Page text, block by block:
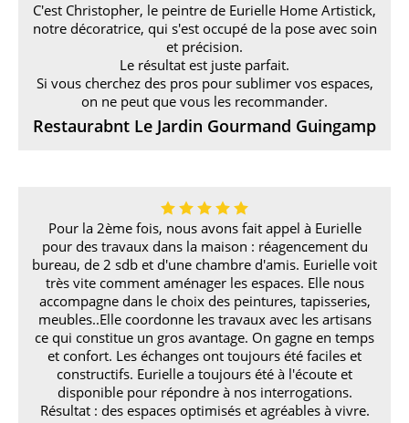
C'est Christopher, le peintre de Eurielle Home Artistick,
notre décoratrice, qui s'est occupé de la pose avec soin
et précision.
Le résultat est juste parfait.
Si vous cherchez des pros pour sublimer vos espaces,
on ne peut que vous les recommander.
Restaurabnt Le Jardin Gourmand Guingamp
Pour la 2ème fois, nous avons fait appel à Eurielle
pour des travaux dans la maison : réagencement du
bureau, de 2 sdb et d'une chambre d'amis. Eurielle voit
très vite comment aménager les espaces. Elle nous
accompagne dans le choix des peintures, tapisseries,
meubles..Elle coordonne les travaux avec les artisans
ce qui constitue un gros avantage. On gagne en temps
et confort. Les échanges ont toujours été faciles et
constructifs. Eurielle a toujours été à l'écoute et
disponible pour répondre à nos interrogations.
Résultat : des espaces optimisés et agréables à vivre.